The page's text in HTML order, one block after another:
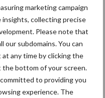
marketing campaign
insights, collecting precise
Please note that
our subdomains. You can
any time by clicking the
the bottom of your screen.
to providing you
experience. The
die altijd
Innovi
oplossing voor
hoogte